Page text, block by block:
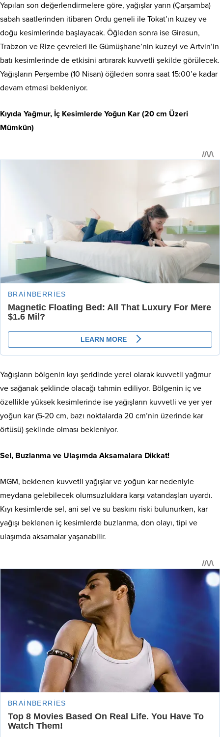
Yapılan son değerlendirmelere göre, yağışlar yarın (Çarşamba)
sabah saatlerinden itibaren Ordu geneli ile Tokat’ın kuzey ve
doğu kesimlerinde başlayacak. Öğleden sonra ise Giresun,
Trabzon ve Rize çevreleri ile Gümüşhane’nin kuzeyi ve Artvin’in
batı kesimlerinde de etkisini artırarak kuvvetli şekilde görülecek.
Yağışların Perşembe (10 Nisan) öğleden sonra saat 15:00’e kadar
devam etmesi bekleniyor.
Kıyıda Yağmur, İç Kesimlerde Yoğun Kar (20 cm Üzeri
Mümkün)
Yağışların bölgenin kıyı şeridinde yerel olarak kuvvetli yağmur
ve sağanak şeklinde olacağı tahmin ediliyor. Bölgenin iç ve
özellikle yüksek kesimlerinde ise yağışların kuvvetli ve yer yer
yoğun kar (5-20 cm, bazı noktalarda 20 cm’nin üzerinde kar
örtüsü) şeklinde olması bekleniyor.
Sel, Buzlanma ve Ulaşımda Aksamalara Dikkat!
MGM, beklenen kuvvetli yağışlar ve yoğun kar nedeniyle
meydana gelebilecek olumsuzluklara karşı vatandaşları uyardı.
Kıyı kesimlerde sel, ani sel ve su baskını riski bulunurken, kar
yağışı beklenen iç kesimlerde buzlanma, don olayı, tipi ve
ulaşımda aksamalar yaşanabilir.